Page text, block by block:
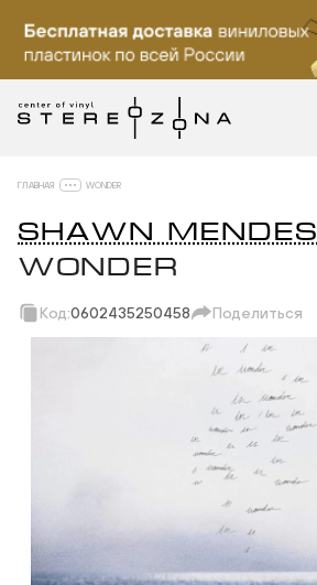
ГЛАВНАЯ WONDER
SHAWN MENDES
WONDER
Код:0602435250458 Поделиться
Скопировать ссылку
ВКонтакте
Одноклассники